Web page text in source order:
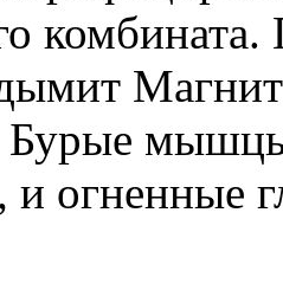
и огненные